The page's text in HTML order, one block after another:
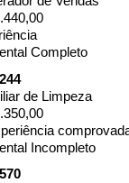
Completo
de Limpeza
Incompleto